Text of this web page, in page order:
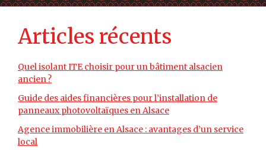
Articles récents
Quel isolant ITE choisir pour un bâtiment alsacien
ancien ?
Guide des aides financières pour l’installation de
panneaux photovoltaïques en Alsace
Agence immobilière en Alsace : avantages d’un service
local